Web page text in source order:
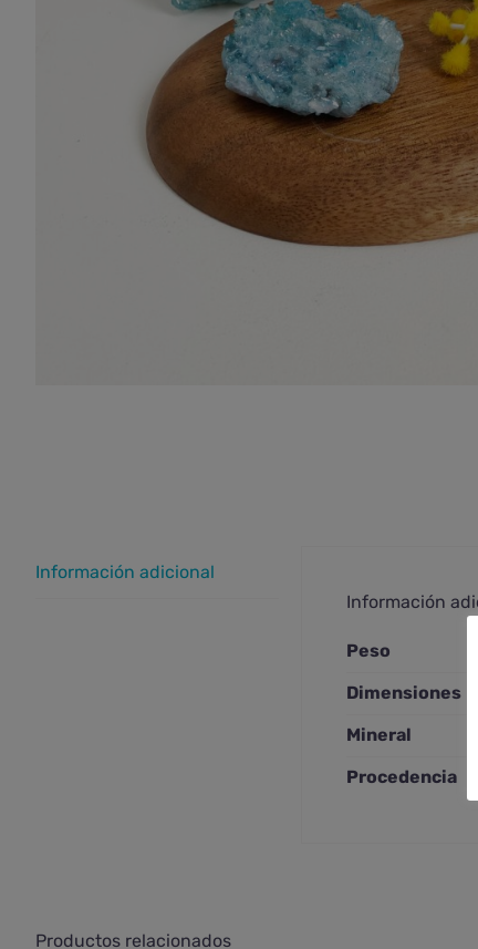
Información adicional
Información
Peso
Dimensiones
Mineral
Procedencia
Productos relacionados